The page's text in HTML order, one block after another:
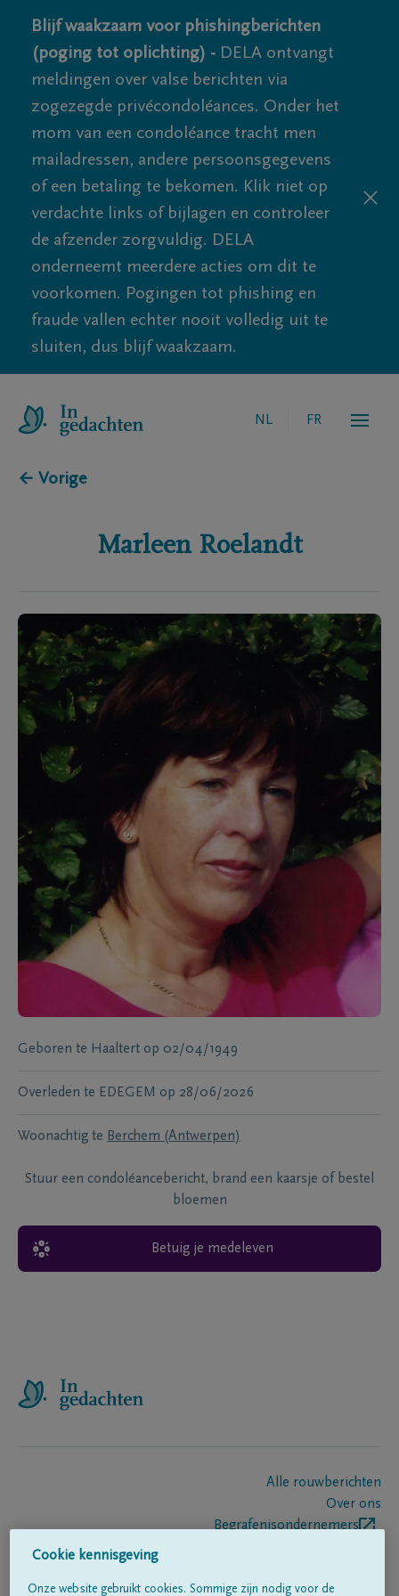
Blijf waakzaam voor phishingberichten
(poging tot oplichting) - DELA ontvangt
meldingen over valse berichten via
zogezegde privécondoléances. Onder het
mom van een condoléance tracht men
mailadressen, andere persoonsgegevens
of een betaling te bekomen. Klik niet op
verdachte links of bijlagen en controleer
de afzender zorgvuldig. DELA
onderneemt meerdere acties om dit te
voorkomen. Pogingen tot phishing en
fraude vallen echter nooit volledig uit te
sluiten, dus blijf waakzaam.
NL FR
← Vorige
Marleen Roelandt
Geboren te Haaltert op 02/04/1949
Overleden te EDEGEM op 28/06/2026
Woonachtig te Berchem (Antwerpen)
Stuur een condoléancebericht, brand een kaarsje of bestel
bloemen
Betuig je medeleven
Alle rouwberichten
Over ons
Begrafenisondernemers
Cookie kennisgeving
Onze website gebruikt cookies. Sommige zijn nodig voor de